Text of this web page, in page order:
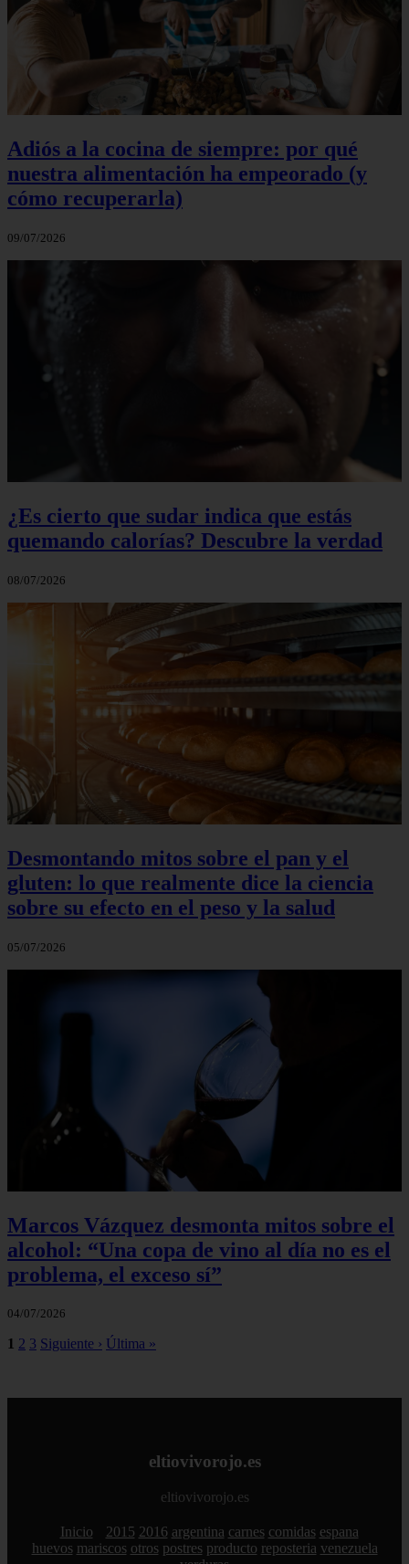
Adiós a la cocina de siempre: por qué
nuestra alimentación ha empeorado (y
cómo recuperarla)
09/07/2026
¿Es cierto que sudar indica que estás
quemando calorías? Descubre la verdad
08/07/2026
Desmontando mitos sobre el pan y el
gluten: lo que realmente dice la ciencia
sobre su efecto en el peso y la salud
05/07/2026
Marcos Vázquez desmonta mitos sobre el
alcohol: “Una copa de vino al día no es el
problema, el exceso sí”
04/07/2026
1 2 3 Siguiente › Última »
eltiovivorojo.es
eltiovivorojo.es
Inicio 2015 2016 argentina carnes comidas espana
huevos mariscos otros postres producto reposteria venezuela